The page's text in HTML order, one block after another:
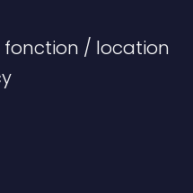
fonction / location